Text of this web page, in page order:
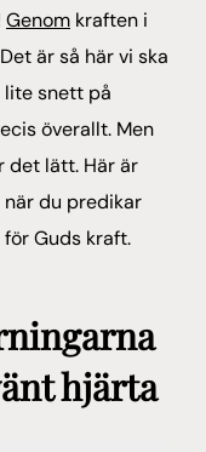
Genom kraften i
är så här vi ska
lite snett på
överallt. Men
det lätt. Här är
du predikar
Guds kraft.
hjärta